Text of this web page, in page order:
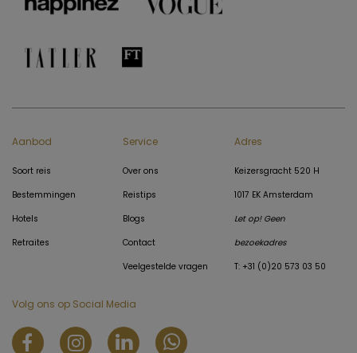
Aanbod
Soort reis
Bestemmingen
Hotels
Retraites
Service
Over ons
Reistips
Blogs
Contact
Veelgestelde vragen
Adres
Keizersgracht 520 H
1017 EK Amsterdam
Let op! Geen
bezoekadres
T: +31 (0)20 573 03 50
Volg ons op Social Media